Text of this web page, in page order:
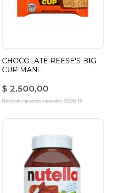
CHOCOLATE REESE'S BIG
CUP MANI
$ 2.500,00
Precio sin impuestos nacionales: $2066.12